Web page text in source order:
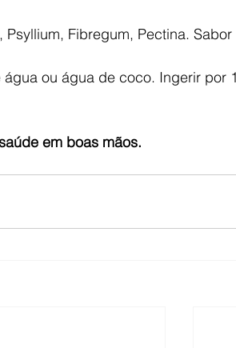
Fibregum, Pectina.
ou água de coco. Ingerir por
em boas mãos.